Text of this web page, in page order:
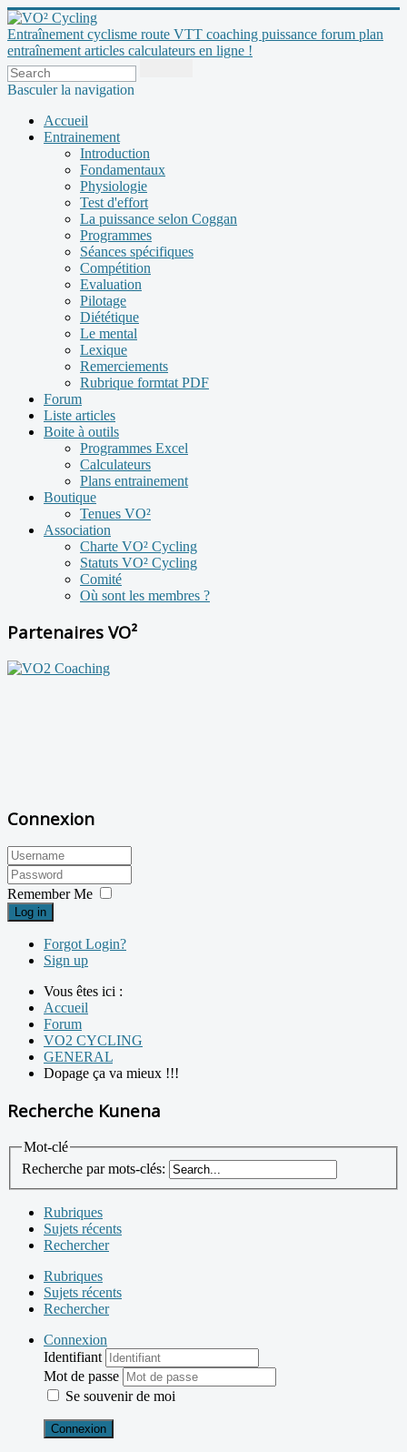
Entraînement cyclisme route VTT coaching puissance forum plan
entraînement articles calculateurs en ligne !
Basculer la navigation
Accueil
Entrainement
Introduction
Fondamentaux
Physiologie
Test d'effort
La puissance selon Coggan
Programmes
Séances spécifiques
Compétition
Evaluation
Pilotage
Diététique
Le mental
Lexique
Remerciements
Rubrique formtat PDF
Forum
Liste articles
Boite à outils
Programmes Excel
Calculateurs
Plans entrainement
Boutique
Tenues VO²
Association
Charte VO² Cycling
Statuts VO² Cycling
Comité
Où sont les membres ?
Partenaires VO²
Connexion
Remember Me
Log in
Forgot Login?
Sign up
Vous êtes ici :
Accueil
Forum
VO2 CYCLING
GENERAL
Dopage ça va mieux !!!
Recherche Kunena
Mot-clé
Recherche par mots-clés:
Rubriques
Sujets récents
Rechercher
Rubriques
Sujets récents
Rechercher
Connexion
Identifiant
Mot de passe
Se souvenir de moi
Connexion